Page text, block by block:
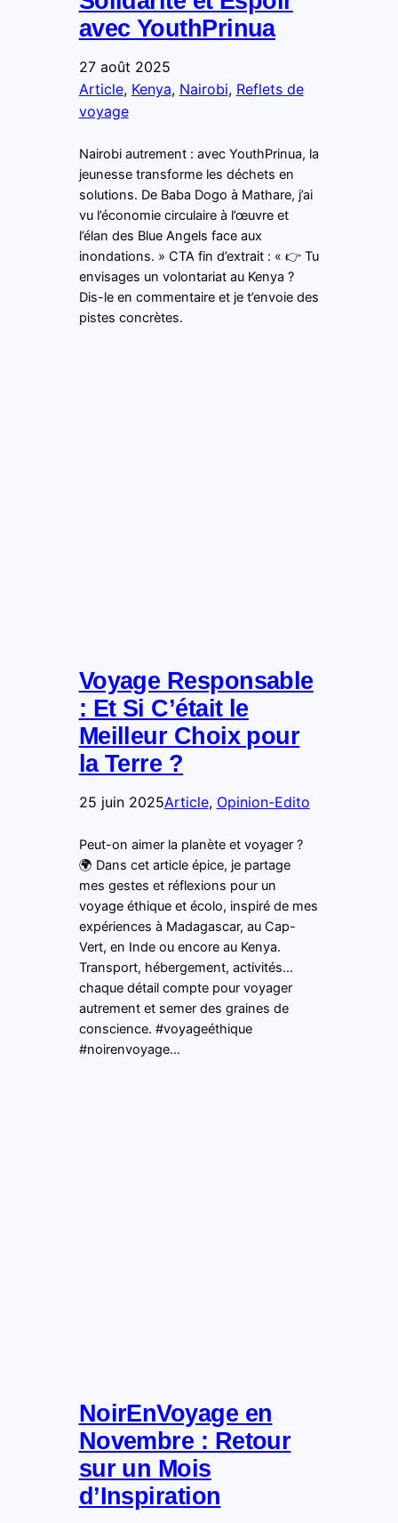
avec YouthPrinua
27 août 2025
Article, Kenya, Nairobi, Reflets de
voyage
Nairobi autrement : avec YouthPrinua, la
jeunesse transforme les déchets en
solutions. De Baba Dogo à Mathare, j’ai
vu l’économie circulaire à l’œuvre et
l’élan des Blue Angels face aux
inondations. » CTA fin d’extrait : « 👉 Tu
envisages un volontariat au Kenya ?
Dis-le en commentaire et je t’envoie des
pistes concrètes.
Voyage Responsable
: Et Si C’était le
Meilleur Choix pour
la Terre ?
25 juin 2025Article, Opinion-Edito
Peut-on aimer la planète et voyager ?
🌍 Dans cet article épice, je partage
mes gestes et réflexions pour un
voyage éthique et écolo, inspiré de mes
expériences à Madagascar, au Cap-
Vert, en Inde ou encore au Kenya.
Transport, hébergement, activités…
chaque détail compte pour voyager
autrement et semer des graines de
conscience. #voyageéthique
#noirenvoyage…
NoirEnVoyage en
Novembre : Retour
sur un Mois
d’Inspiration